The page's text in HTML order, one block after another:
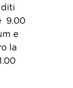
9.00
e
la